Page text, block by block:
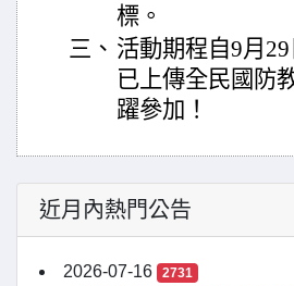
標。
三、 活動期程自9月
已上傳全民國防
躍參加！
近月內熱門公告
2026-07-16 2731